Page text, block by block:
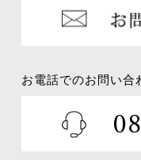
お電話でのお問い合